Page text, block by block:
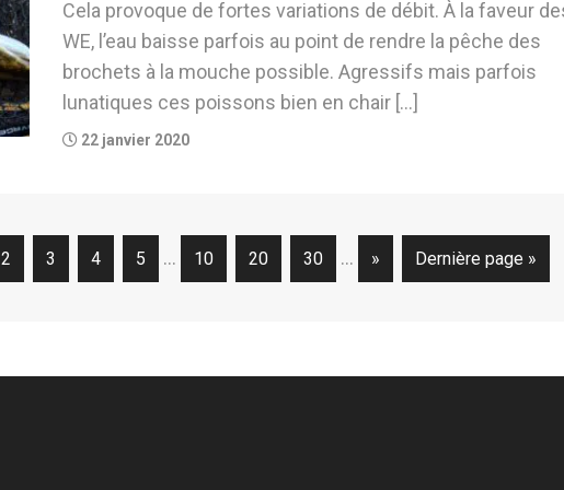
Cela provoque de fortes variations de débit. À la faveur
WE, l’eau baisse parfois au point de rendre la pêche des
brochets à la mouche possible. Agressifs mais parfois
lunatiques ces poissons bien en chair […]
22 janvier 2020
2 3 4 5 … 10 20 30 … » Dernière page »